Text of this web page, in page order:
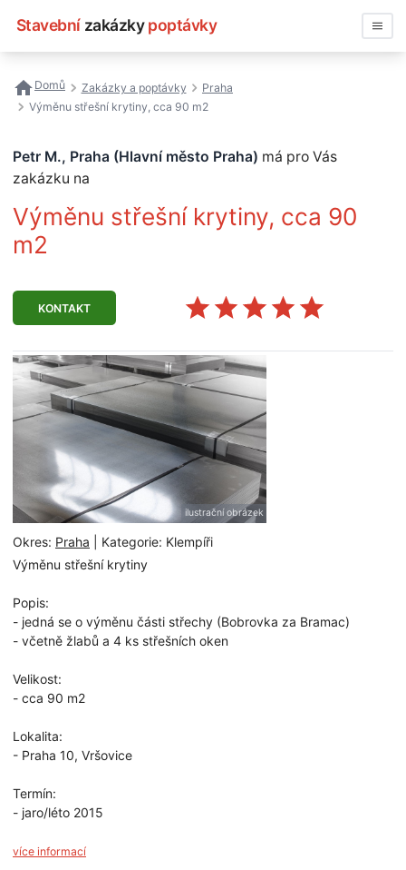
Stavební zakázky poptávky
Všechny zakázky
Nejčastější vyhledávání
Domů Zakázky a poptávky
Praha
Výměnu střešní krytiny, cca 90 m2
Petr M., Praha (Hlavní město Praha) má pro Vás
zakázku na
Výměnu střešní krytiny, cca 90
m2
KONTAKT
Okres: Praha | Kategorie: Klempíři
Výměnu střešní krytiny
Popis:
- jedná se o výměnu části střechy (Bobrovka za Bramac)
- včetně žlabů a 4 ks střešních oken
Velikost:
- cca 90 m2
Lokalita:
- Praha 10, Vršovice
Termín:
- jaro/léto 2015
více informací
ilustrační obrázek